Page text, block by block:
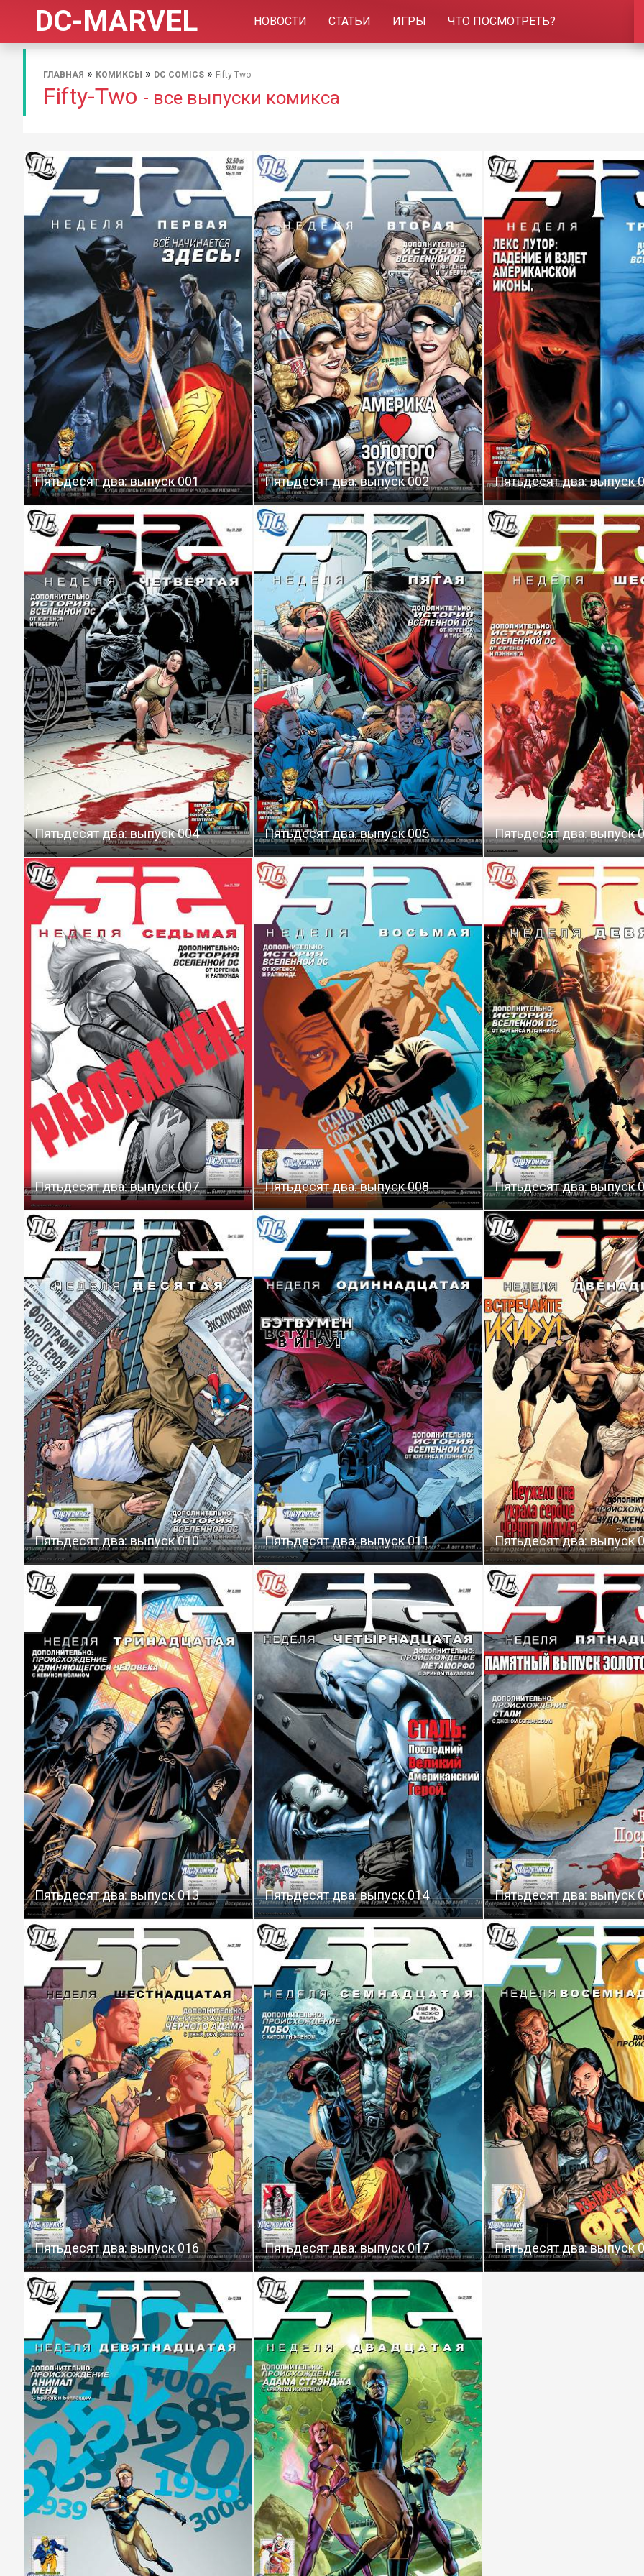
DC-MARVEL НОВОСТИ СТАТЬИ ИГРЫ ЧТО ПОСМОТРЕТЬ?
ГЛАВНАЯ » КОМИКСЫ » DC COMICS » Fifty-Two
Fifty-Two - все выпуски комикса
Пятьдесят два: выпуск 001 Пятьдесят два: выпуск 002 Пятьдесят два: выпуск
Пятьдесят два: выпуск 004 Пятьдесят два: выпуск 005 Пятьдесят два: выпуск
Пятьдесят два: выпуск 007 Пятьдесят два: выпуск 008 Пятьдесят два: выпуск
Пятьдесят два: выпуск 010 Пятьдесят два: выпуск 011 Пятьдесят два: выпуск
Пятьдесят два: выпуск 013 Пятьдесят два: выпуск 014 Пятьдесят два: выпуск
Пятьдесят два: выпуск 016 Пятьдесят два: выпуск 017 Пятьдесят два: выпуск